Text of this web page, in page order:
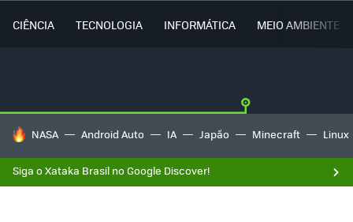
CIÊNCIA TECNOLOGIA INFORMÁTICA MEIO AMBIENTE
TENDÊNCIAS DO DIA
NASA Android Auto IA Japão Minecraft Linux
Siga o Xataka Brasil no Google Discover!